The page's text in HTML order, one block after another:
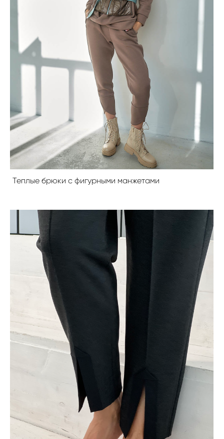
Теплые брюки с фигурными манжетами